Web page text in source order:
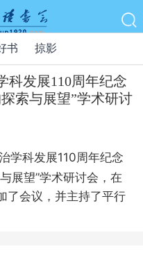
书 掠影
科发展110周年纪念
索与展望”学术研讨
学科发展110周年纪念
展望”学术研讨会，在
了会议，并主持了平行